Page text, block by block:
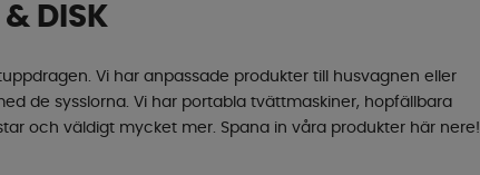
DISK
Vi har anpassade produkter till husvagnen eller
de sysslorna. Vi har portabla tvättmaskiner, hopfällbara
och väldigt mycket mer. Spana in våra produkter här nere!